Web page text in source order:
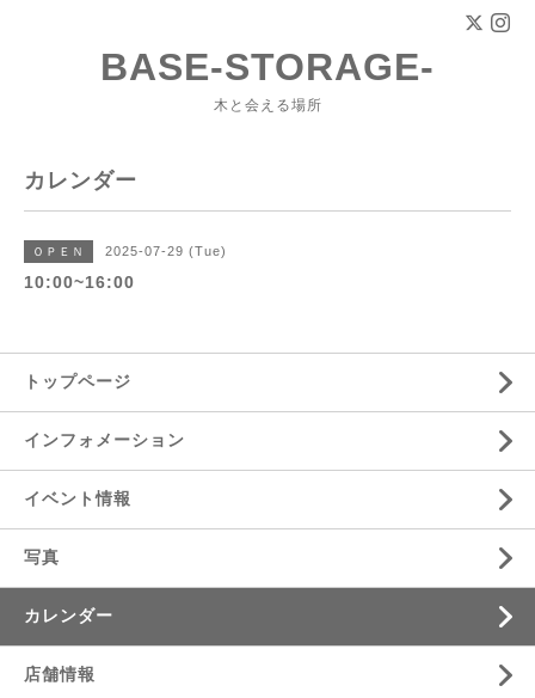
BASE-STORAGE-
木と会える場所
カレンダー
ＯＰＥＮ 2025-07-29 (Tue)
10:00~16:00
トップページ
インフォメーション
イベント情報
写真
カレンダー
店舗情報